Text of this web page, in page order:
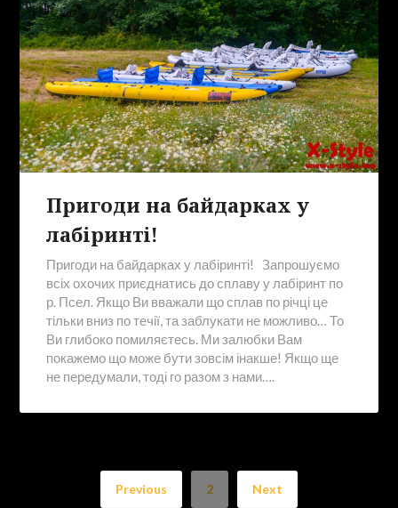
Пригоди на байдарках у
лабіринті!
Пригоди на байдарках у лабіринті! Запрошуємо
всіх охочих приєднатись до сплаву у лабіринт по
р. Псел. Якщо Ви вважали що сплав по річці це
тільки вниз по течії, та заблукати не можливо… То
Ви глибоко помиляєтесь. Ми залюбки Вам
покажемо що може бути зовсім інакше! Якщо ще
не передумали, тоді го разом з нами….
Previous 2 Next